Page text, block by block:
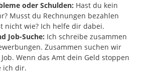
oder Schulden: Hast du kein
Musst du Rechnungen bezahlen
nicht wie? Ich helfe dir dabei.
Job-Suche: Ich schreibe zusammen
Zusammen suchen wir
Wenn das Amt dein Geld stoppen
ich dir.